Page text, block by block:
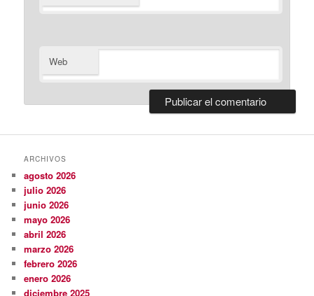
Web
ARCHIVOS
agosto 2026
julio 2026
junio 2026
mayo 2026
abril 2026
marzo 2026
febrero 2026
enero 2026
diciembre 2025